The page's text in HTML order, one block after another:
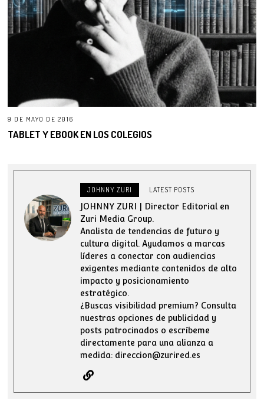
9 DE MAYO DE 2016
TABLET Y EBOOK EN LOS COLEGIOS
JOHNNY ZURI LATEST POSTS
JOHNNY ZURI | Director Editorial en
Zuri Media Group.
Analista de tendencias de futuro y
cultura digital. Ayudamos a marcas
líderes a conectar con audiencias
exigentes mediante contenidos de alto
impacto y posicionamiento
estratégico.
¿Buscas visibilidad premium? Consulta
nuestras opciones de publicidad y
posts patrocinados o escríbeme
directamente para una alianza a
medida: direccion@zurired.es